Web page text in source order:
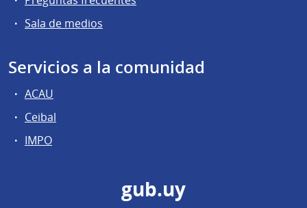
Sala de medios
Servicios a la comunidad
ACAU
Ceibal
IMPO
gub.uy